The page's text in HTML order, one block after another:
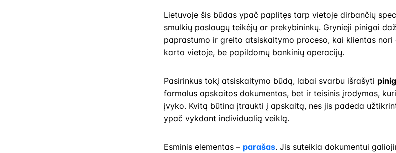
Lietuvoje šis būdas ypač paplitęs tarp vietoje dirbančių
smulkių paslaugų teikėjų ar prekybininkų. Grynieji pinigai
paprastumo ir greito atsiskaitymo proceso, kai klientas
karto vietoje, be papildomų bankinių operacijų.
Pasirinkus tokį atsiskaitymo būdą, labai svarbu išrašyti
formalus apskaitos dokumentas, bet ir teisinis įrodymas,
įvyko. Kvitą būtina įtraukti į apskaitą, nes jis padeda
ypač vykdant individualią veiklą.
Esminis elementas – parašas. Jis suteikia dokumentui